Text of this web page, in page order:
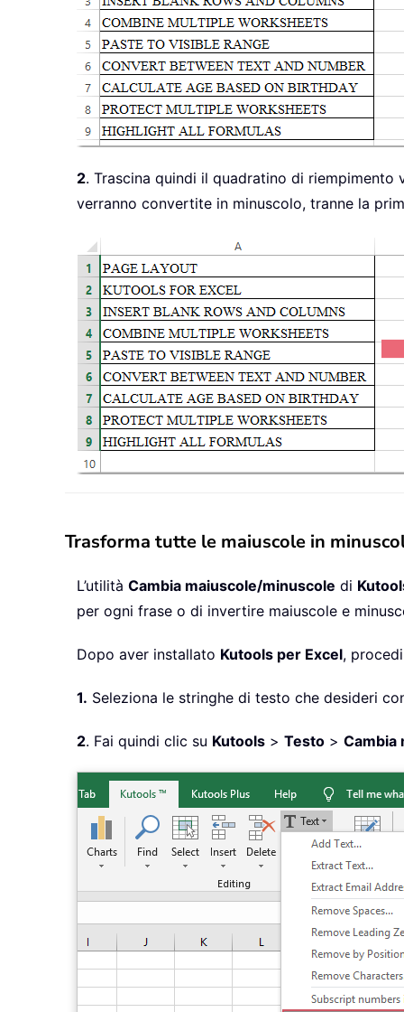
2. Trascina quindi il quadratino di
verranno convertite in minuscolo, tranne la
Trasforma tutte le maiuscole in
L’utilità Cambia maiuscole/minuscole di
per ogni frase o di invertire maiuscole e
Dopo aver installato Kutools per Excel,
1. Seleziona le stringhe di testo che desideri
2. Fai quindi clic su Kutools > Testo > Cambia